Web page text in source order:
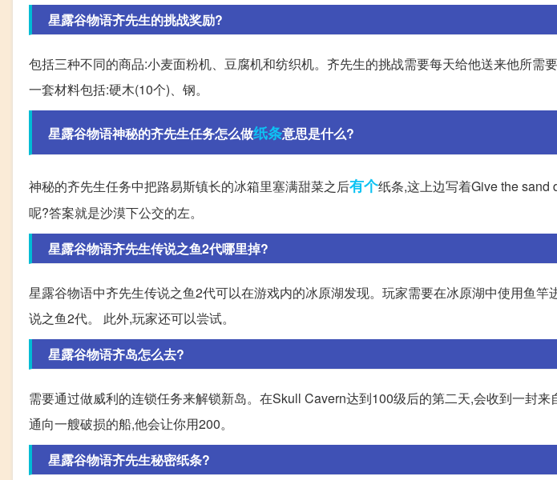
星露谷物语齐先生的挑战奖励?
包括三种不同的商品:小麦面粉机、豆腐机和纺织机。齐先生的挑战需要每天给他送来他所需
一套材料包括:硬木(10个)、钢。
星露谷物语神秘的齐先生任务怎么做纸条意思是什么?
神秘的齐先生任务中把路易斯镇长的冰箱里塞满甜菜之后有个纸条,这上边写着Give the sand
呢?答案就是沙漠下公交的左。
星露谷物语齐先生传说之鱼2代哪里掉?
星露谷物语中齐先生传说之鱼2代可以在游戏内的冰原湖发现。玩家需要在冰原湖中使用鱼
说之鱼2代。 此外,玩家还可以尝试。
星露谷物语齐岛怎么去?
需要通过做威利的连锁任务来解锁新岛。在Skull Cavern达到100级后的第二天,会收到一封
通向一艘破损的船,他会让你用200。
星露谷物语齐先生秘密纸条?